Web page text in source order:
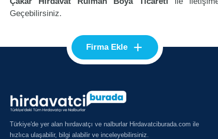
Geçebilirsiniz.
Firma Ekle +
Türkiye'de yer alan hırdavatçı ve nalburlar Hirdavatciburada.com ile
hızlıca ulaşabilir, bilgi alabilir ve inceleyebilirsiniz.